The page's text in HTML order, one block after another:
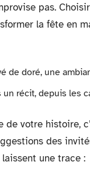
pas.
la fête en
de doré, une
récit, depuis les
de votre histoire,
des
une trace :